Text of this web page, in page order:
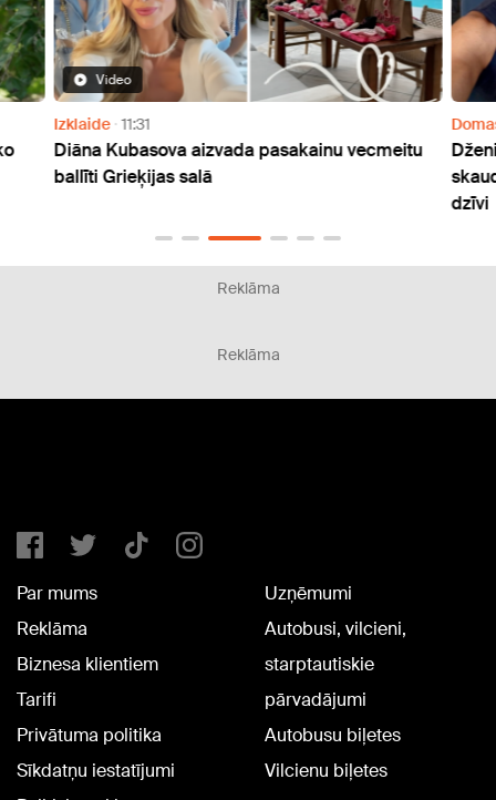
Video
Izklaide 11:31
Diāna Kubasova aizvada pasakainu vecmeitu
ballīti Grieķijas salā
dzīvi
Reklāma
Reklāma
Par mums
Reklāma
Biznesa klientiem
Tarifi
Privātuma politika
Sīkdatņu iestatījumi
Uzņēmumi
Autobusi, vilcieni,
starptautiskie
pārvadājumi
Autobusu biļetes
Vilcienu biļetes